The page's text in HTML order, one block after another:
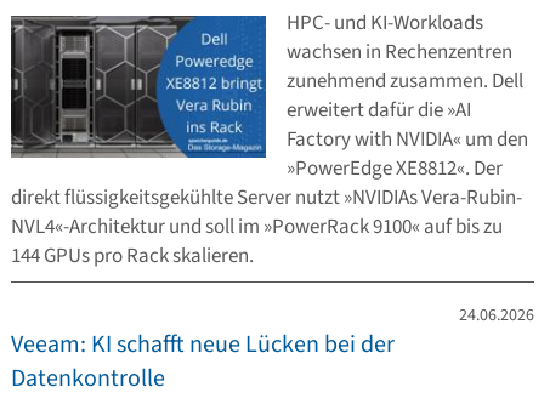
HPC- und KI-Workloads
wachsen in Rechenzentren
zunehmend zusammen. Dell
erweitert dafür die »AI
Factory with NVIDIA« um den
»PowerEdge XE8812«. Der
direkt flüssigkeitsgekühlte Server nutzt »NVIDIAs Vera-Rubin-
NVL4«-Architektur und soll im »PowerRack 9100« auf bis zu
144 GPUs pro Rack skalieren.
24.06.2026
Veeam: KI schafft neue Lücken bei der
Datenkontrolle